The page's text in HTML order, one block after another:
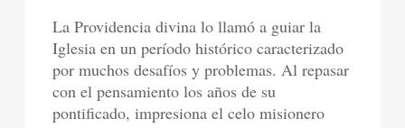
La Providencia divina lo llamó a guiar la
Iglesia en un período histórico caracterizado
por muchos desafíos y problemas. Al repasar
con el pensamiento los años de su
pontificado, impresiona el celo misionero